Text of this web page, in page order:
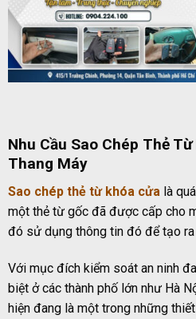
Nhu Cầu Sao Chép Thẻ
Thang Máy
Sao chép thẻ từ khóa cửa là
một thẻ từ gốc đã được cấp cho
đó sử dụng thông tin đó để tạo
Với mục đích kiểm soát an ninh
biệt ở các thành phố lớn như Hà
hiện đang là một trong những